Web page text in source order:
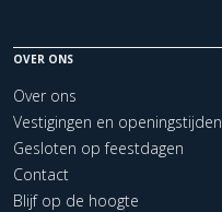
OVER ONS
Over ons
Vestigingen en openingstijden
Gesloten op feestdagen
Contact
Blijf op de hoogte